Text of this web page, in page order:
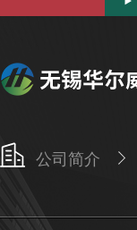
公司简介